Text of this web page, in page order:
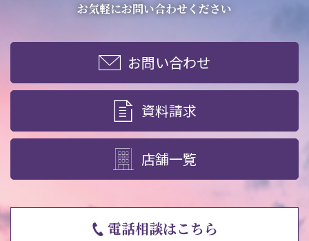
お気軽にお問い合わせください
お問い合わせ
資料請求
店舗一覧
電話相談はこちら